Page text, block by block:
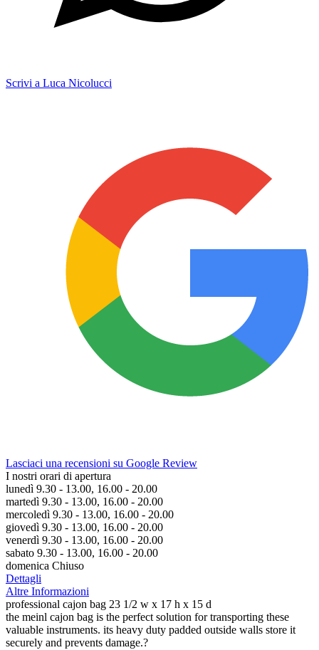
Scrivi a Luca Nicolucci
Lasciaci una recensioni su Google Review
I nostri orari di apertura
lunedì 9.30 - 13.00, 16.00 - 20.00
martedì 9.30 - 13.00, 16.00 - 20.00
mercoledì 9.30 - 13.00, 16.00 - 20.00
giovedì 9.30 - 13.00, 16.00 - 20.00
venerdì 9.30 - 13.00, 16.00 - 20.00
sabato 9.30 - 13.00, 16.00 - 20.00
domenica Chiuso
Dettagli
Altre Informazioni
professional cajon bag 23 1/2 w x 17 h x 15 d
the meinl cajon bag is the perfect solution for transporting these
valuable instruments. its heavy duty padded outside walls store it
securely and prevents damage.?